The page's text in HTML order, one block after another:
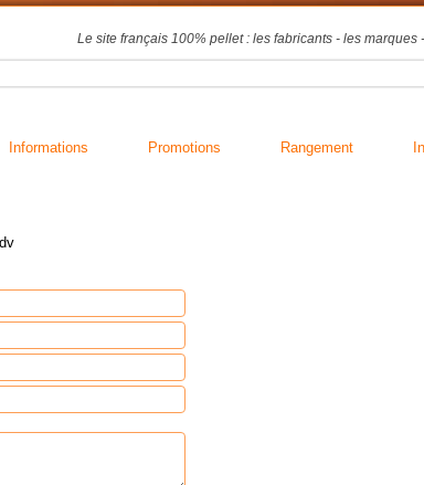
Le site français 100% pellet : les fabricants - les marques
Informations Promotions Rangement